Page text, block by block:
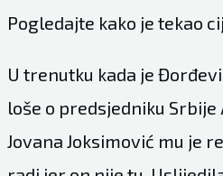
Pogledajte kako je tekao
U trenutku kada je
loše o predsjedniku Srbije
Jovana Joksimović mu je